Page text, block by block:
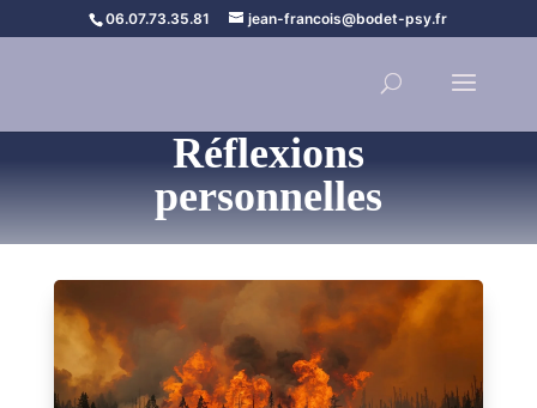
06.07.73.35.81 jean-francois@bodet-psy.fr
Réflexions
personnelles